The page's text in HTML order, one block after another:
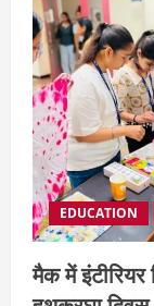
EDUCATION
मैक में इंटीरियर